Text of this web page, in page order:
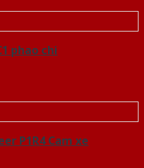
phao chi
P1R4 Cam xe